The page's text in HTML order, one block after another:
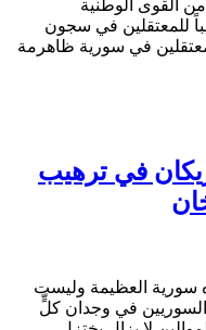
القوى الوطنية
للمعتقلين في سجون
في سورية ظاهرمة
في ترهيب
العظيمة وليست
السوريين في وجدان كلٍّ